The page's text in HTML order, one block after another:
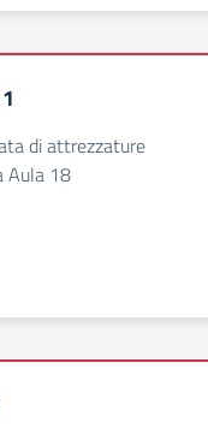
di attrezzature
Aula 18